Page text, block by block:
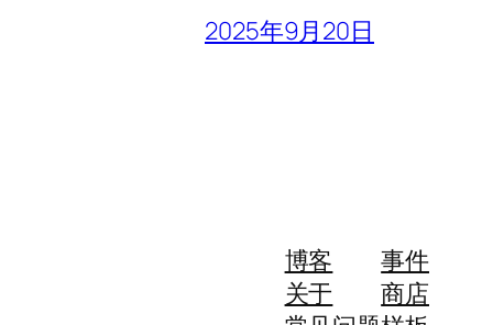
2025年9月20日
博客
关于
事件
商店